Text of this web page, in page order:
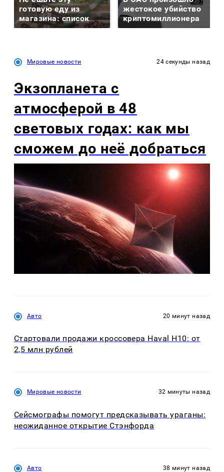
готовую еду из
магазина: список
жестокое убийство
криптомиллионера
Мировые новости 24 секунды назад
Экзопланета с
атмосферой в 48
световых годах: как мы
сможем до неё добраться
Авто 20 минут назад
Стартовали продажи кроссовера Haval H10: от
2,5 млн рублей
Мировые новости 32 минуты назад
Сейсмографы помогут предсказывать ураганы:
неожиданное открытие Стэнфорда
Авто 38 минут назад